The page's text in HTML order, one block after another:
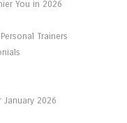
You in 2026
Trainers
January 2026